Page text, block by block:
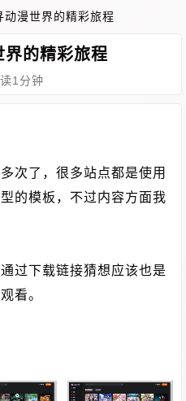
动漫世界的精彩旅程
界的精彩旅程
1分钟
次了，很多站点都是使用
的模板，不过内容方面我
过下载链接猜想应该也是
看。